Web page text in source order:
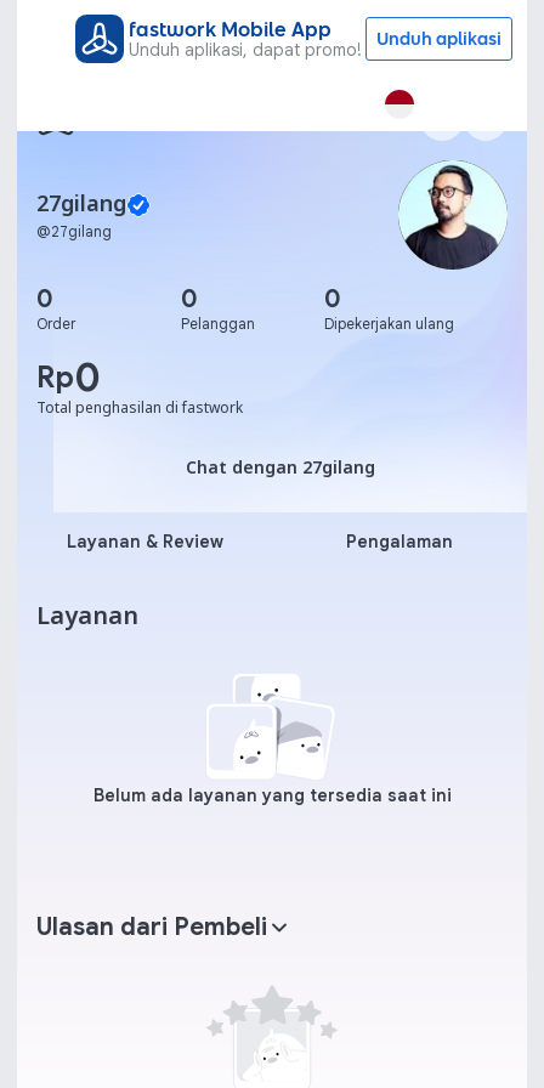
fastwork Mobile App
Unduh aplikasi, dapat promo! Unduh aplikasi
27gilang
@27gilang
0
Order
0
Pelanggan
0
Dipekerjakan ulang
Rp0
Total penghasilan di fastwork
Chat dengan 27gilang
Chat dengan 27gilang
Layanan & Review Pengalaman
Layanan
Belum ada layanan yang tersedia saat ini
Ulasan dari Pembeli